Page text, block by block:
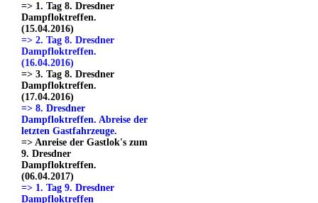
=> 1. Tag 8. Dresdner
Dampfloktreffen.
(15.04.2016)
=> 2. Tag 8. Dresdner
Dampfloktreffen.
(16.04.2016)
=> 3. Tag 8. Dresdner
Dampfloktreffen.
(17.04.2016)
=> 8. Dresdner
Dampfloktreffen. Abreise der
letzten Gastfahrzeuge.
=> Anreise der Gastlok's zum
9. Dresdner
Dampfloktreffen.
(06.04.2017)
=> 1. Tag 9. Dresdner
Dampfloktreffen